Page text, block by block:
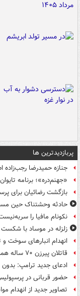
پربازدیدترین ها
جنازه حمیدرضا
«جهنم‌دره»؛ برنامه
بازگشت رضائیان برای
حادثه وحشتناک حین
نکونام مافیا را
زلزله در موساد با شکست
انهدام انبارهای سوخت
قاتلان پیرزن ۷۰ ساله همدانی با ۵۰ گرم طلا دستگیر شدند
ادعای جدید ترامپ:
حضور قربانی در
تصاویر جدید از انهدام